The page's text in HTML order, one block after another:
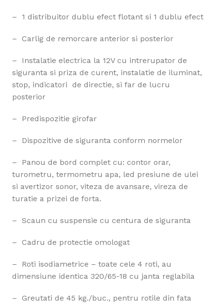
– 1 distribuitor dublu efect flotant si 1 dublu efect
– Carlig de remorcare anterior si posterior
– Instalatie electrica la 12V cu intrerupator de
siguranta si priza de curent, instalatie de iluminat,
stop, indicatori de directie, si far de lucru
posterior
– Predispozitie girofar
– Dispozitive de siguranta conform normelor
– Panou de bord complet cu: contor orar,
turometru, termometru apa, led presiune de ulei
si avertizor sonor, viteza de avansare, vireza de
turatie a prizei de forta.
– Scaun cu suspensie cu centura de siguranta
– Cadru de protectie omologat
– Roti isodiametrice – toate cele 4 roti, au
dimensiune identica 320/65-18 cu janta reglabila
– Greutati de 45 kg./buc., pentru rotile din fata